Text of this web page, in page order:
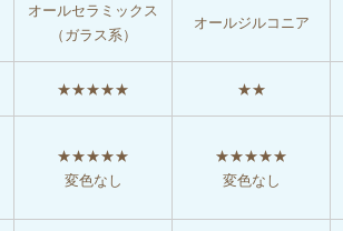
オールセラミックス
（ガラス系）
オールジルコニア
★★★★★ ★★
★★★★★
変色なし
★★★★★
変色なし